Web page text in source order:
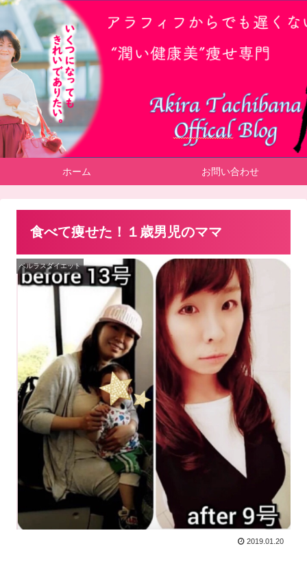
ホーム お問い合わせ
食べて痩せた！１歳男児のママ
ベルラスダイエット
2019.01.20